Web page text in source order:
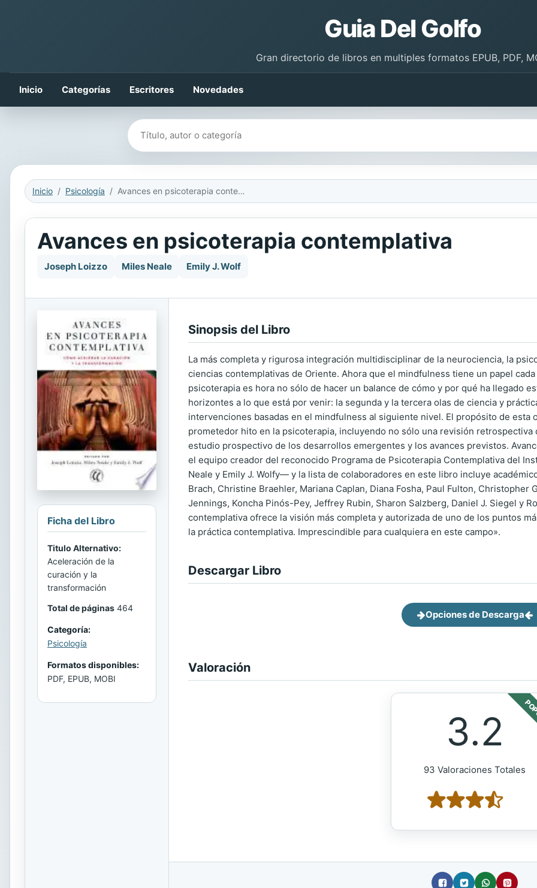
Guia Del Golfo
Gran directorio de libros en multiples formatos EPUB, PDF,
Inicio Categorías Escritores Novedades
Buscar libros
Inicio Psicología Avances en psicoterapia contemplativa
Avances en psicoterapia contemplativa
Joseph Loizzo Miles Neale Emily J. Wolf
Ficha del Libro
Titulo Alternativo:
Aceleración de la
curación y la
transformación
Total de páginas 464
Categoría:
Psicología
Formatos disponibles:
PDF, EPUB, MOBI
Sinopsis del Libro
La más completa y rigurosa integración multidisciplinar de la neurociencia, la
ciencias contemplativas de Oriente. Ahora que el mindfulness tiene un papel
psicoterapia es hora no sólo de hacer un balance de cómo y por qué ha llegado
horizontes a lo que está por venir: la segunda y la tercera olas de ciencia y
intervenciones basadas en el mindfulness al siguiente nivel. El propósito de
prometedor hito en la psicoterapia, incluyendo no sólo una revisión
estudio prospectivo de los desarrollos emergentes y los avances previstos.
el equipo creador del reconocido Programa de Psicoterapia Contemplativa del
Neale y Emily J. Wolfy— y la lista de colaboradores en este libro incluye
Brach, Christine Braehler, Mariana Caplan, Diana Fosha, Paul Fulton, Christopher
Jennings, Koncha Pinós-Pey, Jeffrey Rubin, Sharon Salzberg, Daniel J. Siegel y
contemplativa ofrece la visión más completa y autorizada de uno de los puntos
la práctica contemplativa. Imprescindible para cualquiera en este campo».
Descargar Libro
Opciones de Descarga
Valoración
3.2
93 Valoraciones Totales